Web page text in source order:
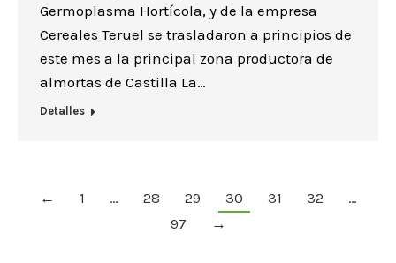
Germoplasma Hortícola, y de la empresa
Cereales Teruel se trasladaron a principios de
este mes a la principal zona productora de
almortas de Castilla La…
Detalles
← 1 … 28 29 30 31 32
…
97
→